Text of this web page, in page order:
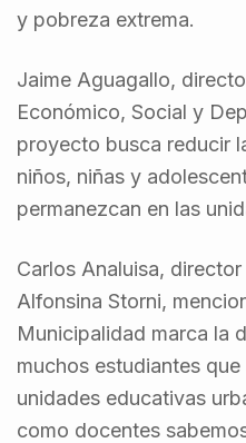
y pobreza extrema.
Jaime Aguagallo,
Económico, Social y
proyecto busca reducir
niños, niñas y
permanezcan en las
Carlos Analuisa,
Alfonsina Storni,
Municipalidad marca la
muchos estudiantes
unidades educativas
como docentes